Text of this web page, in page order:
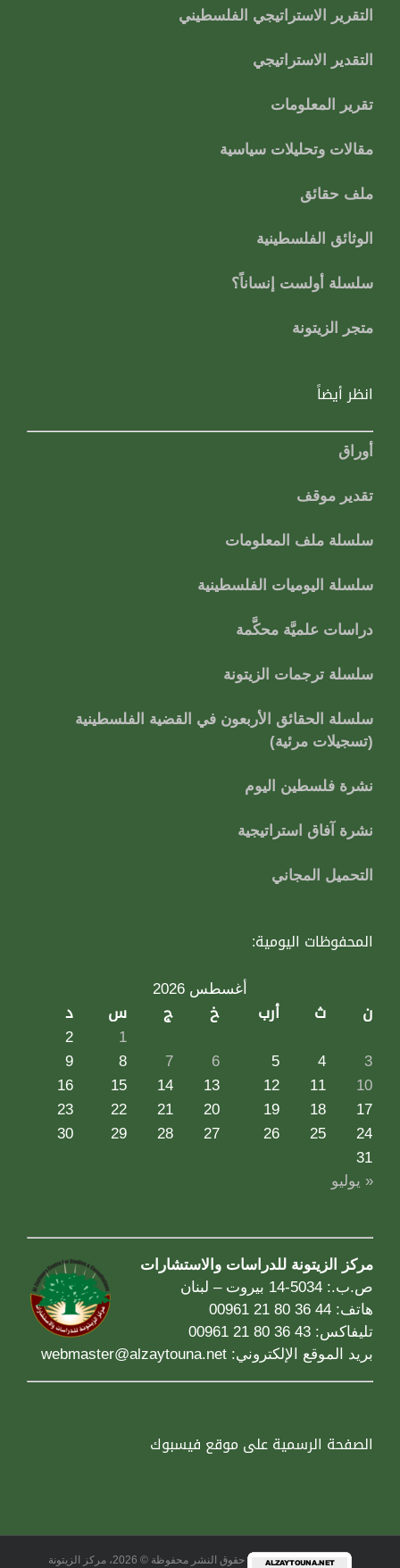
التقرير الاستراتيجي الفلسطيني
التقدير الاستراتيجي
تقرير المعلومات
مقالات وتحليلات سياسية
ملف حقائق
الوثائق الفلسطينية
سلسلة أولست إنساناً؟
متجر الزيتونة
انظر أيضاً
أوراق
تقدير موقف
سلسلة ملف المعلومات
سلسلة اليوميات الفلسطينية
دراسات علميَّة محكَّمة
سلسلة ترجمات الزيتونة
سلسلة الحقائق الأربعون في القضية الفلسطينية
(تسجيلات مرئية)
نشرة فلسطين اليوم
نشرة آفاق استراتيجية
التحميل المجاني
المحفوظات اليومية:
أغسطس 2026
ن ث أرب خ ج س د
1
2
3
4
5
6
7
8
9
10
11
12
13
14
15
16
17
18
19
20
21
22
23
24
25
26
27
28
29
30
31
« يوليو
مركز الزيتونة للدراسات والاستشارات
ص.ب.: 5034-14 بيروت – لبنان
هاتف: 44 36 80 21 00961
تليفاكس: 43 36 80 21 00961
بريد الموقع الإلكتروني: webmaster@alzaytouna.net
الصفحة الرسمية على موقع فيسبوك
حقوق النشر محفوظة © 2026، مركز الزيتونة